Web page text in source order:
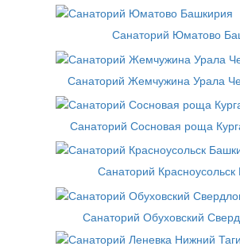
Санаторий Юматово
Санаторий Жемчужина Урала
Санаторий Сосновая роща
Санаторий
Санаторий Обуховский